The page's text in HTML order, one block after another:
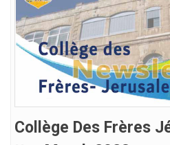
Collège Des Frères